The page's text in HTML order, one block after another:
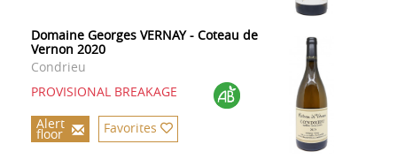
Domaine Georges VERNAY - Coteau de
Vernon 2020
Condrieu
PROVISIONAL BREAKAGE
Alert
floor Favorites